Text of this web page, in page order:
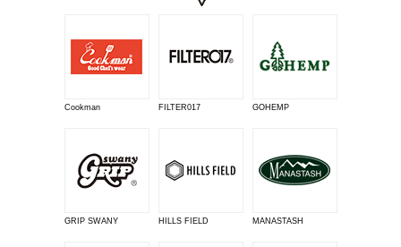
Cookman FILTER017 GOHEMP
GRIP SWANY HILLS FIELD MANASTASH